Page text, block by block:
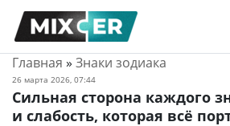
Главная » Знаки зодиака
26 марта 2026, 07:44
Сильная сторона каждого
и слабость, которая всё